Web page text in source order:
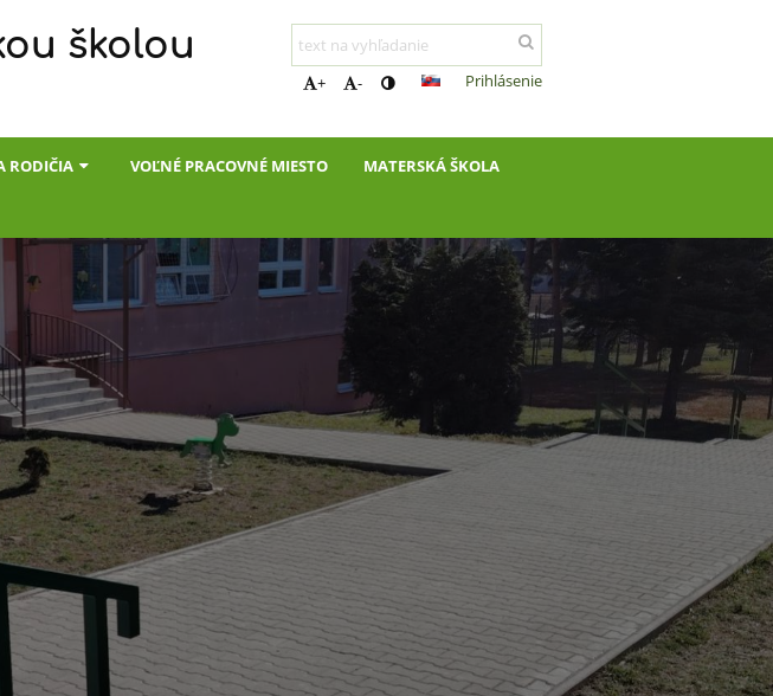
školou
+ - Prihlásenie
RODIČIA VOĽNÉ PRACOVNÉ MIESTO MATERSKÁ ŠKOLA